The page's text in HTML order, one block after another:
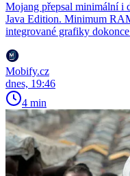
Mojang přepsal minimální i
Java Edition. Minimum
integrované grafiky
Mobify.cz
dnes, 19:46
4 min